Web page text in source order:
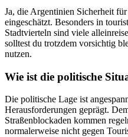
Ja, die Argentinien Sicherheit
eingeschätzt. Besonders in
Stadtvierteln sind viele
solltest du trotzdem vorsichtig
nutzen.
Wie ist die politische
Die politische Lage ist
Herausforderungen geprägt.
Straßenblockaden kommen
normalerweise nicht gegen